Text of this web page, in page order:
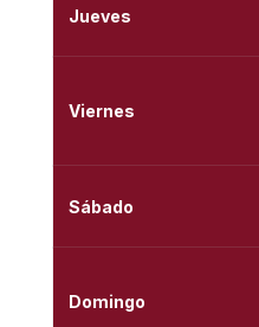
Jueves
Viernes
Sábado
Domingo